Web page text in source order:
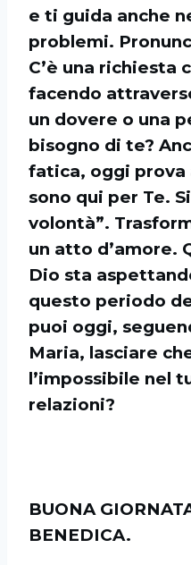
e ti guida anche
problemi.
C’è una richiesta
facendo
un dovere o una
bisogno di te?
fatica, oggi prova
sono qui per Te.
volontà”.
un atto d’amore.
Dio sta
questo periodo
puoi oggi,
Maria, lasciare
l’impossibile nel
relazioni?
BUONA
BENEDICA.